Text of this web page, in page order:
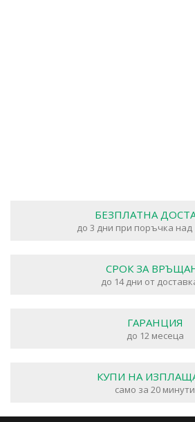
БЕЗПЛАТНА
до 3 дни при поръчка над
СРОК ЗА
до 14 дни от
ГАРАНЦИЯ
до 12 месеца
КУПИ НА
само за 20 минути